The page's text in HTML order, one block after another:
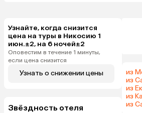
Узнайте, когда снизится
цена на туры в Никосию 1
июн.±2, на 6 ночей±2
Оповестим в течение 1 минуты,
если цена снизится
Узнать о снижении цены
Звёздность отеля
из
из
из
из
из